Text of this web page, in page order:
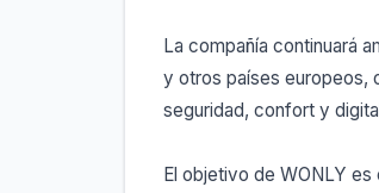
La compañía continuará
y otros países europeos,
seguridad, confort y
El objetivo de WONLY